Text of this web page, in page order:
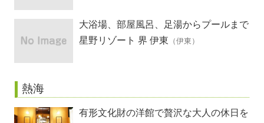
大浴場、部屋風呂、足湯からプールまで
すべて源泉かけ流し
星野リゾート 界 伊東 （伊東）
熱海
有形文化財の洋館で贅沢な大人の休日を